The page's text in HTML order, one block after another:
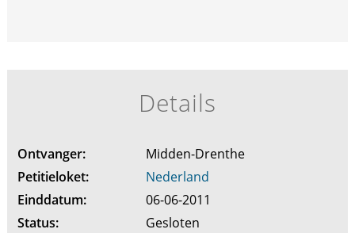
Details
Ontvanger:
Midden-Drenthe
Petitieloket:
Nederland
Einddatum:
06-06-2011
Status:
Gesloten